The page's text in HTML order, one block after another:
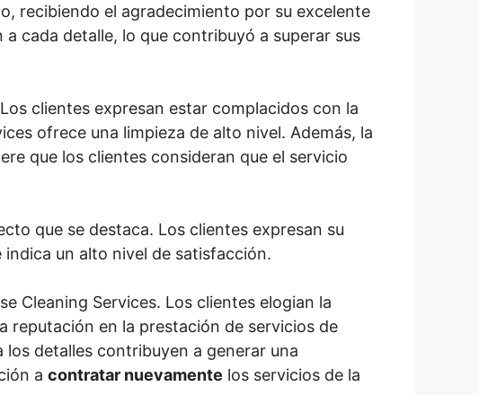
recibiendo el agradecimiento por su excelente
cada detalle, lo que contribuyó a superar sus
clientes expresan estar complacidos con la
ofrece una limpieza de alto nivel. Además, la
que los clientes consideran que el servicio
que se destaca. Los clientes expresan su
indica un alto nivel de satisfacción.
Cleaning Services. Los clientes elogian la
reputación en la prestación de servicios de
detalles contribuyen a generar una
a contratar nuevamente los servicios de la